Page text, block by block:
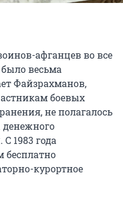
афганцев во все
весьма
Файзрахманов,
боевых
не полагалось
денежного
1983 года
бесплатно
курортное